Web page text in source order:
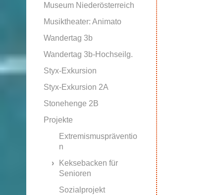
Museum Niederösterreich
Musiktheater: Animato
Wandertag 3b
Wandertag 3b-Hochseilg.
Styx-Exkursion
Styx-Exkursion 2A
Stonehenge 2B
Projekte
Extremismuspräventio
n
Keksebacken für
Senioren
Sozialprojekt